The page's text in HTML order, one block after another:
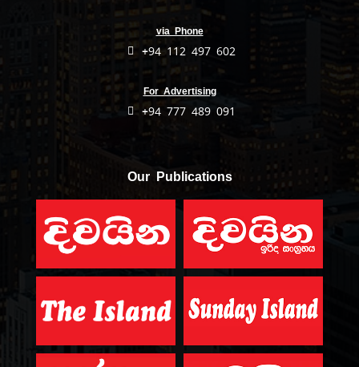
via Phone
+94 112 497 602
For Advertising
+94 777 489 091
Our Publications